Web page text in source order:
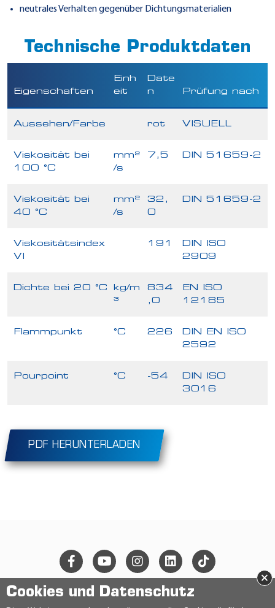
neutrales Verhalten gegenüber Dichtungsmaterialien
Technische Produktdaten
Eigenschaften
Einh
eit
Date
n
Prüfung nach
Aussehen/Farbe rot VISUELL
Viskosität bei
100 °C
mm²
/s
7,5 DIN 51659-2
Viskosität bei
40 °C
mm²
/s
32,
0
DIN 51659-2
Viskositätsindex
VI
191
DIN ISO
2909
Dichte bei 20 °C
kg/m
³
834
,0
EN ISO
12185
Flammpunkt °C 226
DIN EN ISO
2592
Pourpoint °C -54
DIN ISO
3016
PDF HERUNTERLADEN
Cookies und Datenschutz
×
© 2026 Ravensberger Schmierstoffvertrieb GmbH